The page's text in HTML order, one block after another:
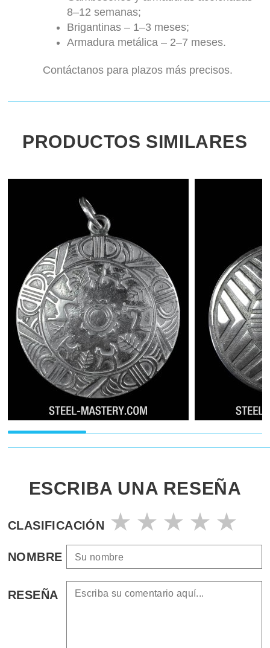
8–12 semanas;
Brigantinas – 1–3 meses;
Armadura metálica – 2–7 meses.
Contáctanos para plazos más precisos.
PRODUCTOS SIMILARES
ESCRIBA UNA RESEÑA
CLASIFICACIÓN
NOMBRE
RESEÑA